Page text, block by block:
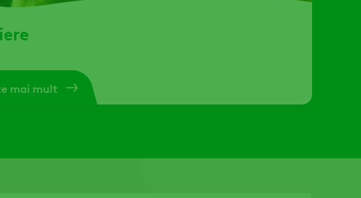
mai mult